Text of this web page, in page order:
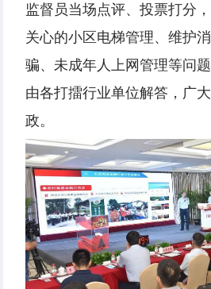
监督员当场点评、投票打分
关心的小区电梯管理、维护
骗、未成年人上网管理等问
由各打擂行业单位解答，广
政。